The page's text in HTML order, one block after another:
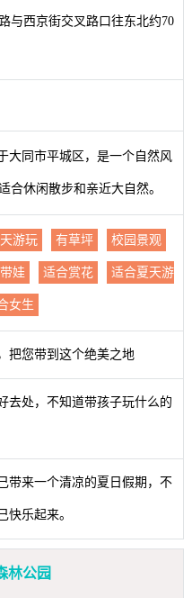
与西京街交叉路口往东北约70
大同市平城区，是一个自然风
合休闲散步和亲近大自然。
游玩 有草坪 校园景观
娃 适合赏花 适合夏天游
女生
把您带到这个绝美之地
去处，不知道带孩子玩什么的
带来一个清凉的夏日假期，不
快乐起来。
林公园